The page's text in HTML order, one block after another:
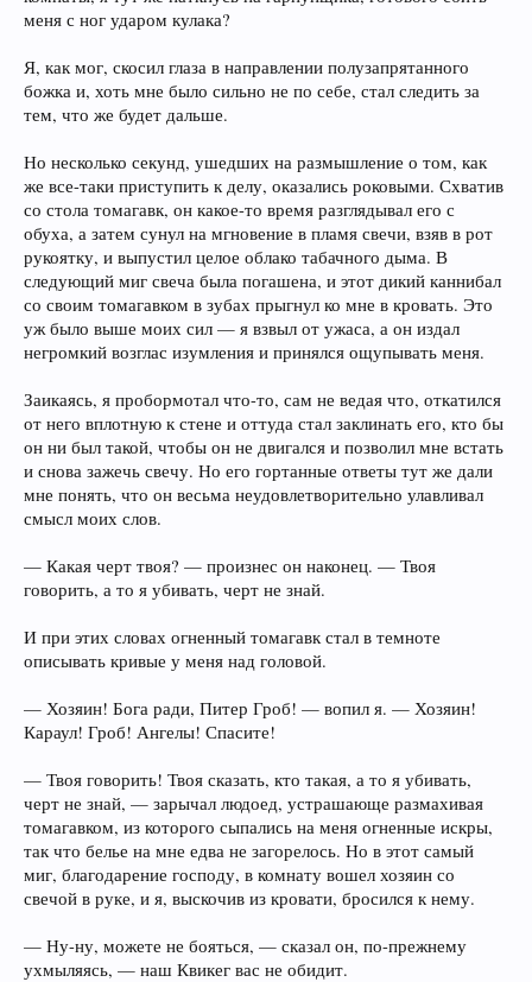
меня с ног ударом кулака?
Я, как мог, скосил глаза в направлении полузапрятанного
божка и, хоть мне было сильно не по себе, стал следить за
тем, что же будет дальше.
Но несколько секунд, ушедших на размышление о том, как
же все-таки приступить к делу, оказались роковыми. Схватив
со стола томагавк, он какое-то время разглядывал его с
обуха, а затем сунул на мгновение в пламя свечи, взяв в рот
рукоятку, и выпустил целое облако табачного дыма. В
следующий миг свеча была погашена, и этот дикий каннибал
со своим томагавком в зубах прыгнул ко мне в кровать. Это
уж было выше моих сил — я взвыл от ужаса, а он издал
негромкий возглас изумления и принялся ощупывать меня.
Заикаясь, я пробормотал что-то, сам не ведая что, откатился
от него вплотную к стене и оттуда стал заклинать его, кто бы
он ни был такой, чтобы он не двигался и позволил мне встать
и снова зажечь свечу. Но его гортанные ответы тут же дали
мне понять, что он весьма неудовлетворительно улавливал
смысл моих слов.
— Какая черт твоя? — произнес он наконец. — Твоя
говорить, а то я убивать, черт не знай.
И при этих словах огненный томагавк стал в темноте
описывать кривые у меня над головой.
— Хозяин! Бога ради, Питер Гроб! — вопил я. — Хозяин!
Караул! Гроб! Ангелы! Спасите!
— Твоя говорить! Твоя сказать, кто такая, а то я убивать,
черт не знай, — зарычал людоед, устрашающе размахивая
томагавком, из которого сыпались на меня огненные искры,
так что белье на мне едва не загорелось. Но в этот самый
миг, благодарение господу, в комнату вошел хозяин со
свечой в руке, и я, выскочив из кровати, бросился к нему.
— Ну-ну, можете не бояться, — сказал он, по-прежнему
ухмыляясь, — наш Квикег вас не обидит.